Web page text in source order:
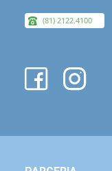
(81) 2122.4100